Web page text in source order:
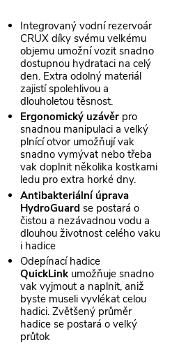
Integrovaný vodní rezervoár
CRUX díky svému velkému
objemu umožní vozit snadno
dostupnou hydrataci na celý
den. Extra odolný materiál
zajistí spolehlivou a
dlouholetou těsnost.
Ergonomický uzávěr pro
snadnou manipulaci a velký
plnící otvor umožňují vak
snadno vymývat nebo třeba
vak doplnit několika kostkami
ledu pro extra horké dny.
Antibakteriálníúprava
HydroGuard se postará o
čistou a nezávadnou vodu a
dlouhou životnost celého vaku
i hadice
Odepínací hadice
QuickLink umožňuje snadno
vak vyjmout a naplnit, aniž
byste museli vyvlékat celou
hadici. Zvětšený průměr
hadice se postará o velký
průtok